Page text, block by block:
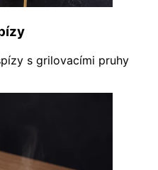
s grilovacími pruhy